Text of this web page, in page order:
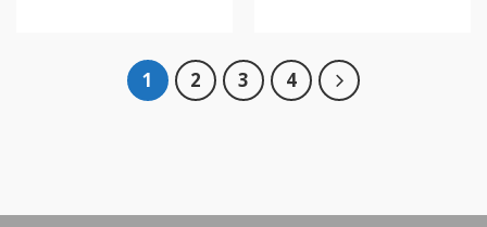
1 2 3 4